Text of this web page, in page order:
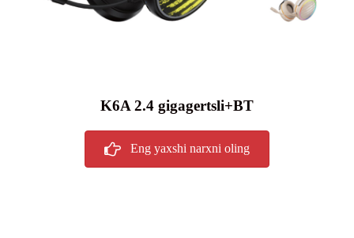
K6A 2.4 gigagertsli+BT
Eng yaxshi narxni oling